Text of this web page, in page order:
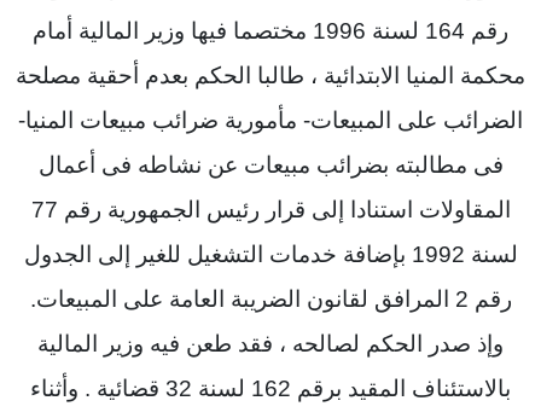
رقم 164 لسنة 1996 مختصما فيها وزير المالية أمام
محكمة المنيا الابتدائية ، طالبا الحكم بعدم أحقية مصلحة
الضرائب على المبيعات- مأمورية ضرائب مبيعات المنيا-
فى مطالبته بضرائب مبيعات عن نشاطه فى أعمال
المقاولات استنادا إلى قرار رئيس الجمهورية رقم 77
لسنة 1992 بإضافة خدمات التشغيل للغير إلى الجدول
رقم 2 المرافق لقانون الضريبة العامة على المبيعات.
وإذ صدر الحكم لصالحه ، فقد طعن فيه وزير المالية
بالاستئناف المقيد برقم 162 لسنة 32 قضائية . وأثناء